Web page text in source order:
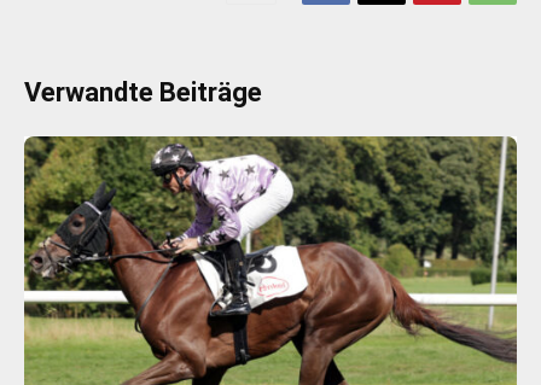
Verwandte Beiträge